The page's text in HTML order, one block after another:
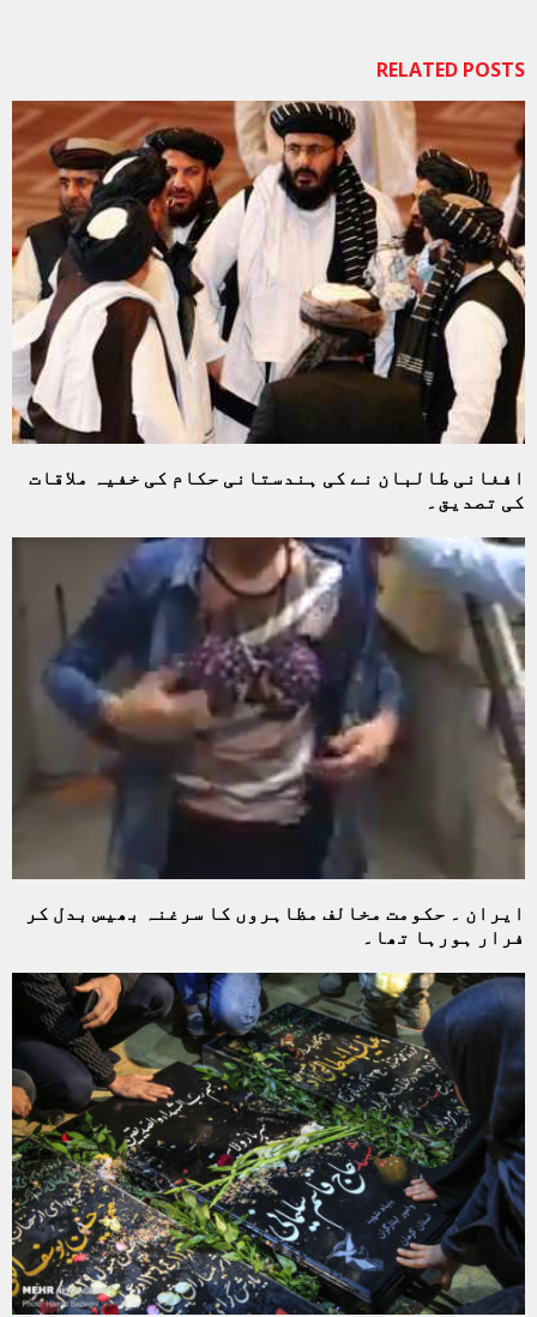
RELATED POSTS
افغانی طالبان نے کی ہندستانی حکام کی خفیہ ملاقات
کی تصدیق۔
ایران ۔ حکومت مخالف مظاہروں کا سرغنہ بھیس بدل کر
فرار ہورہا تھا۔